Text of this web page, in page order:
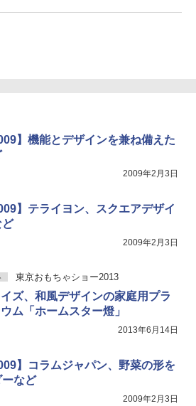
】機能とデザインを兼ね備えた
2009年2月3日
】テライヨン、スクエアデザイ
ど
2009年2月3日
東京おもちゃショー2013
ズ、和風デザインの家庭用プラ
ム「ホームスター燈」
2013年6月14日
】コラムジャパン、野菜の形を
など
2009年2月3日